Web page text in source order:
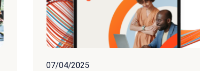
07/04/2025